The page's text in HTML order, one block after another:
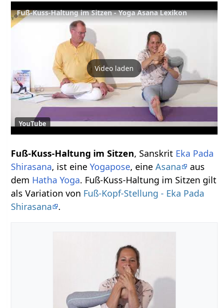
Fuß-Kuss-Haltung im Sitzen - Yoga Asana Lexikon
Video laden
YouTube
Fuß-Kuss-Haltung im Sitzen, Sanskrit Eka Pada
Shirasana, ist eineYogapose, eineAsana
aus
dem Hatha Yoga. Fuß-Kuss-Haltung im Sitzen gilt
als Variation von Fuß-Kopf-Stellung - Eka Pada
Shirasana
.